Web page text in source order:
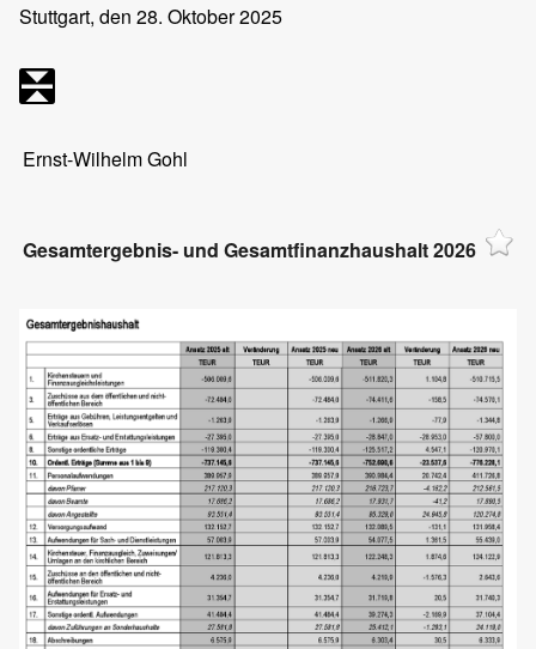
Stuttgart, den 28. Oktober 2025
Ernst-Wilhelm Gohl
Gesamtergebnis- und Gesamtfinanzhaushalt 2026